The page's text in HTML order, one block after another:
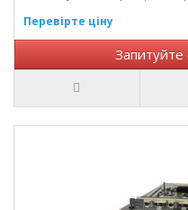
Перевірте ціну
Запитуйте